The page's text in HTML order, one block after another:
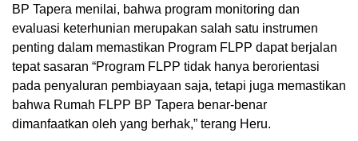
BP Tapera menilai, bahwa program monitoring dan
evaluasi keterhunian merupakan salah satu instrumen
penting dalam memastikan Program FLPP dapat berjalan
tepat sasaran “Program FLPP tidak hanya berorientasi
pada penyaluran pembiayaan saja, tetapi juga memastikan
bahwa Rumah FLPP BP Tapera benar-benar
dimanfaatkan oleh yang berhak,” terang Heru.